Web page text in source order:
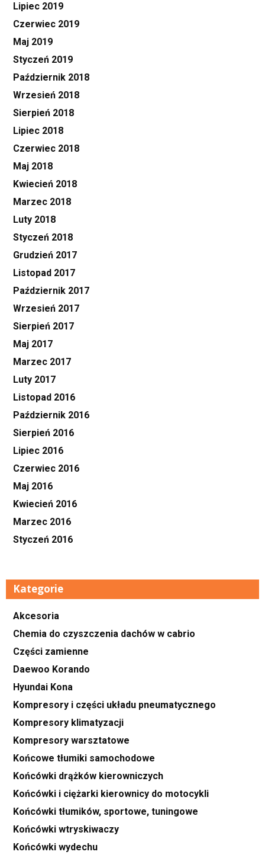
Lipiec 2019
Czerwiec 2019
Maj 2019
Styczeń 2019
Październik 2018
Wrzesień 2018
Sierpień 2018
Lipiec 2018
Czerwiec 2018
Maj 2018
Kwiecień 2018
Marzec 2018
Luty 2018
Styczeń 2018
Grudzień 2017
Listopad 2017
Październik 2017
Wrzesień 2017
Sierpień 2017
Maj 2017
Marzec 2017
Luty 2017
Listopad 2016
Październik 2016
Sierpień 2016
Lipiec 2016
Czerwiec 2016
Maj 2016
Kwiecień 2016
Marzec 2016
Styczeń 2016
Kategorie
Akcesoria
Chemia do czyszczenia dachów w cabrio
Części zamienne
Daewoo Korando
Hyundai Kona
Kompresory i części układu pneumatycznego
Kompresory klimatyzacji
Kompresory warsztatowe
Końcowe tłumiki samochodowe
Końcówki drążków kierowniczych
Końcówki i ciężarki kierownicy do motocykli
Końcówki tłumików, sportowe, tuningowe
Końcówki wtryskiwaczy
Końcówki wydechu